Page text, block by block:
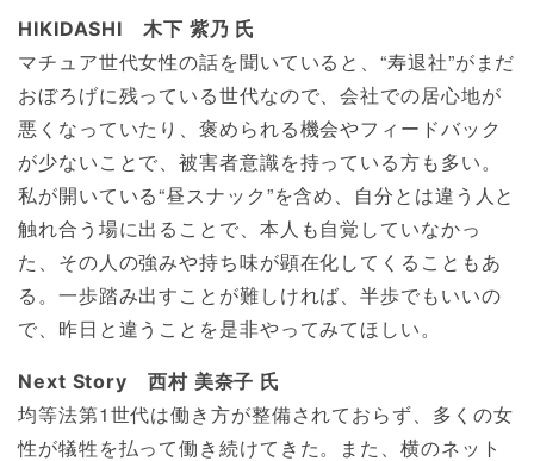
HIKIDASHI 木下 紫乃 氏
マチュア世代女性の話を聞いていると、“寿退社”がまだ
おぼろげに残っている世代なので、会社での居心地が
悪くなっていたり、褒められる機会やフィードバック
が少ないことで、被害者意識を持っている方も多い。
私が開いている“昼スナック”を含め、自分とは違う人と
触れ合う場に出ることで、本人も自覚していなかっ
た、その人の強みや持ち味が顕在化してくることもあ
る。一歩踏み出すことが難しければ、半歩でもいいの
で、昨日と違うことを是非やってみてほしい。
Next Story 西村 美奈子 氏
均等法第1世代は働き方が整備されておらず、多くの女
性が犠牲を払って働き続けてきた。また、横のネット